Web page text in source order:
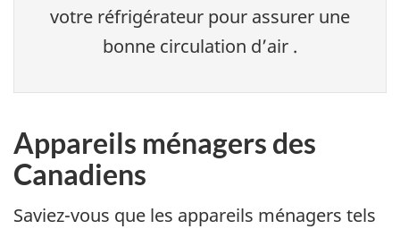
votre réfrigérateur pour assurer une
bonne circulation d’air .
Appareils ménagers des
Canadiens
Saviez-vous que les appareils ménagers tels